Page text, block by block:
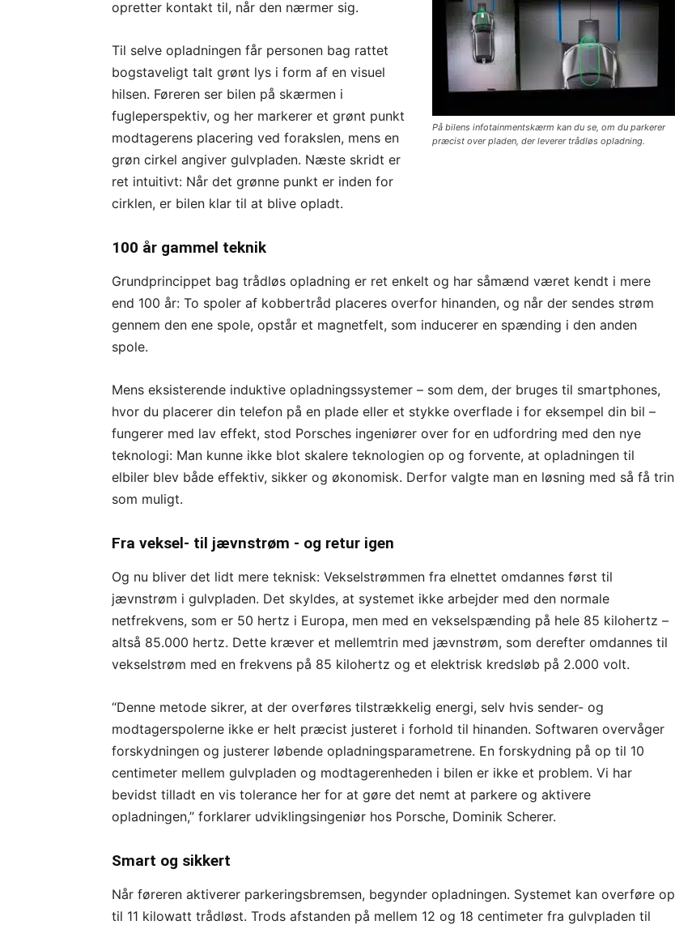
På bilens infotainmentskærm kan du se, om du parkerer
præcist over pladen, der leverer trådløs opladning.
opretter kontakt til, når den nærmer sig.
Til selve opladningen får personen bag rattet
bogstaveligt talt grønt lys i form af en visuel
hilsen. Føreren ser bilen på skærmen i
fugleperspektiv, og her markerer et grønt punkt
modtagerens placering ved forakslen, mens en
grøn cirkel angiver gulvpladen. Næste skridt er
ret intuitivt: Når det grønne punkt er inden for
cirklen, er bilen klar til at blive opladt.
100 år gammel teknik
Grundprincippet bag trådløs opladning er ret enkelt og har såmænd været kendt i mere
end 100 år: To spoler af kobbertråd placeres overfor hinanden, og når der sendes strøm
gennem den ene spole, opstår et magnetfelt, som inducerer en spænding i den anden
spole.
Mens eksisterende induktive opladningssystemer – som dem, der bruges til smartphones,
hvor du placerer din telefon på en plade eller et stykke overflade i for eksempel din bil –
fungerer med lav effekt, stod Porsches ingeniører over for en udfordring med den nye
teknologi: Man kunne ikke blot skalere teknologien op og forvente, at opladningen til
elbiler blev både effektiv, sikker og økonomisk. Derfor valgte man en løsning med så få trin
som muligt.
Fra veksel- til jævnstrøm - og retur igen
Og nu bliver det lidt mere teknisk: Vekselstrømmen fra elnettet omdannes først til
jævnstrøm i gulvpladen. Det skyldes, at systemet ikke arbejder med den normale
netfrekvens, som er 50 hertz i Europa, men med en vekselspænding på hele 85 kilohertz –
altså 85.000 hertz. Dette kræver et mellemtrin med jævnstrøm, som derefter omdannes til
vekselstrøm med en frekvens på 85 kilohertz og et elektrisk kredsløb på 2.000 volt.
“Denne metode sikrer, at der overføres tilstrækkelig energi, selv hvis sender- og
modtagerspolerne ikke er helt præcist justeret i forhold til hinanden. Softwaren overvåger
forskydningen og justerer løbende opladningsparametrene. En forskydning på op til 10
centimeter mellem gulvpladen og modtagerenheden i bilen er ikke et problem. Vi har
bevidst tilladt en vis tolerance her for at gøre det nemt at parkere og aktivere
opladningen,” forklarer udviklingsingeniør hos Porsche, Dominik Scherer.
Smart og sikkert
Når føreren aktiverer parkeringsbremsen, begynder opladningen. Systemet kan overføre op
til 11 kilowatt trådløst. Trods afstanden på mellem 12 og 18 centimeter fra gulvpladen til